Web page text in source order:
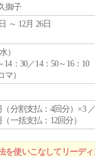
御子
～ 12月 26日
水）
14：30／14：50～16：10
マ）
（分割支払：4回分）×3
（一括支払：12回分）
使いこなしてリーディ